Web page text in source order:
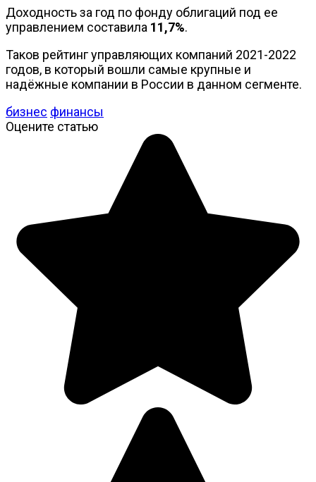
Доходность за год по фонду облигаций под ее
управлением составила 11,7%.
Таков рейтинг управляющих компаний 2021-2022
годов, в который вошли самые крупные и
надёжные компании в России в данном сегменте.
бизнес финансы
Оцените статью